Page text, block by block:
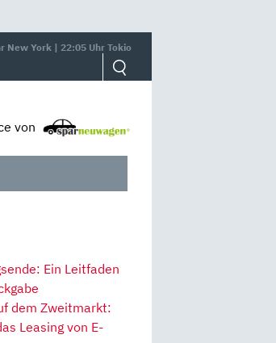
New York | 22:05 Uhr Tokio
von
Ein Leitfaden
dem Zweitmarkt:
Leasing von E-